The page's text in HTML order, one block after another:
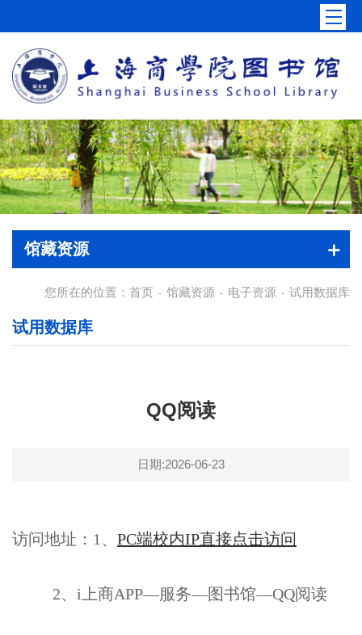
馆藏资源
您所在的位置： 首页 - 馆藏资源 - 电子资源 - 试用数据库
试用数据库
QQ阅读
日期:2026-06-23
访问地址：1、 PC端校内IP直接点击访问
2、i上商APP—服务—图书馆—QQ阅读